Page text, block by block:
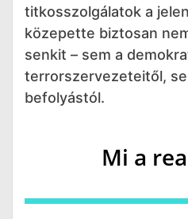
titkosszolgálatok a
közepette biztosan
senkit – sem a
terrorszervezeteitől,
befolyástól.
Mi a